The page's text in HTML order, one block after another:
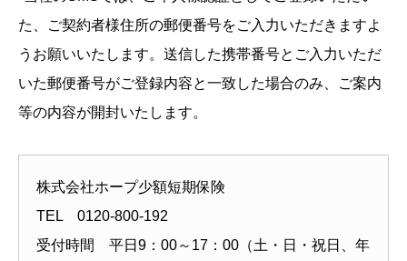
た、ご契約者様住所の郵便番号をご入力いただきますよ
うお願いいたします。送信した携帯番号とご入力いただ
いた郵便番号がご登録内容と一致した場合のみ、ご案内
等の内容が開封いたします。
株式会社ホープ少額短期保険
TEL 0120-800-192
受付時間 平日9：00～17：00（土・日・祝日、年